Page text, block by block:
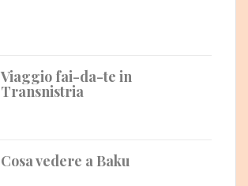
Viaggio fai-da-te in
Transnistria
Cosa vedere a Baku